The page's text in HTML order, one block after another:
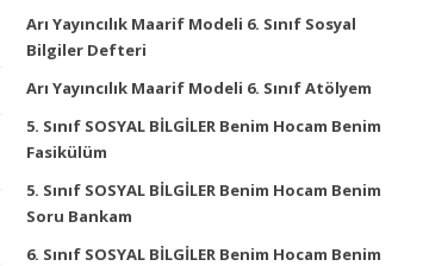
Arı Yayıncılık Maarif Modeli 6. Sınıf Sosyal
Bilgiler Defteri
Arı Yayıncılık Maarif Modeli 6. Sınıf Atölyem
5. Sınıf SOSYAL BİLGİLER Benim Hocam Benim
Fasikülüm
5. Sınıf SOSYAL BİLGİLER Benim Hocam Benim
Soru Bankam
6. Sınıf SOSYAL BİLGİLER Benim Hocam Benim